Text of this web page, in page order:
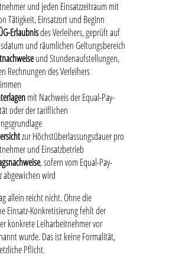
und jeden Einsatzzeitraum mit
Tätigkeit, Einsatzort und Beginn
Erlaubnisdes Verleihers, geprüft auf
und räumlichen Geltungsbereich
und Stundenaufstellungen,
Rechnungen des Verleihers
mit Nachweis der Equal-Pay-
oder der tariflichen
zur Höchstüberlassungsdauer pro
und Einsatzbetrieb
, sofern vom Equal-Pay-
abgewichen wird
allein reicht nicht. Ohne die
Einsatz-Konkretisierung fehlt der
konkrete Leiharbeitnehmer vor
wurde. Das ist keine Formalität,
Pflicht.